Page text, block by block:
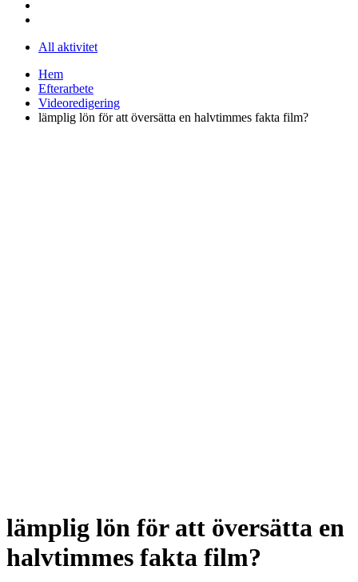
All aktivitet
Hem
Efterarbete
Videoredigering
lämplig lön för att översätta en halvtimmes fakta film?
lämplig lön för att översätta en
halvtimmes fakta film?